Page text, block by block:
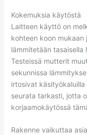
Kokemuksia käytöstä
Laitteen käyttö on
kohteen koon
lämmitetään tasaisella
Testeissä mutterit
sekunnissa
irtosivat
seurata tarkasti, jotta
korjaamokäytössä
Rakenne vaikuttaa